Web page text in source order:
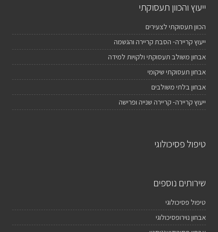
ייעוץ והכוון תעסוקתי
הכוון תעסוקתי לצעירים
ייעוץ קריירה- הסבת קריירה והגשמה
אבחון משולב תעסוקתי ולקויות למידה
אבחון תעסוקתי שיקומי
אבחון בלתי משולבים
ייעוץ קריירה- קריירה שנייה ופרישה
טיפול פסיכולוגי
שירותים נוספים
טיפול פסיכולוגי
אבחון נוירופסיכולוגי